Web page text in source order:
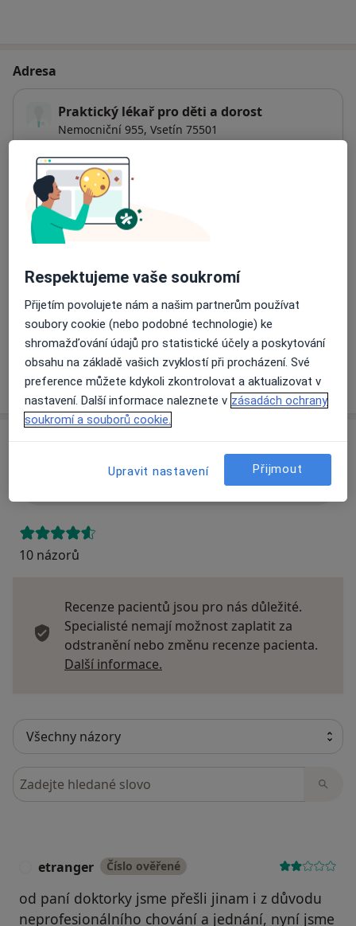
Adresa
Praktický lékař pro děti a dorost
Nemocniční 955, Vsetín 75501
Dostupnost
Na této adrese online kalendář není aktivní
Co mám v takové situaci udělat?
Způsoby platby (soukromé návštěvy)
Na teto adrese lékař přijímá pacienty na pojišťovnu
Detaily
Více
o adrese
Přidejte svůj názor
10 názorů
Recenze pacientů jsou pro nás důležité.
Specialisté nemají možnost zaplatit za
odstranění nebo změnu recenze pacienta.
Další informace.
Hledejte v názorech
etranger Číslo ověřené
od paní doktorky jsme přešli jinam i z důvodu
neprofesionálního chování a jednání, nyní jsme
Respektujeme vaše soukromí
Přijetím povolujete nám a našim partnerům používat
soubory cookie (nebo podobné technologie) ke
shromažďování údajů pro statistické účely a poskytování
obsahu na základě vašich zvyklostí při procházení. Své
preference můžete kdykoli zkontrolovat a aktualizovat v
nastavení. Další informace naleznete v zásadách ochrany
soukromí a souborů cookie.
Upravit nastavení Přijmout